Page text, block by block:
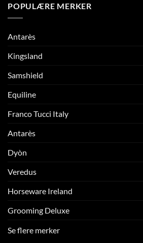
POPULÆRE MERKER
Antarès
Kingsland
Samshield
Equiline
Franco Tucci Italy
Antarès
Dyòn
Veredus
Horseware Ireland
Grooming Deluxe
Se flere merker